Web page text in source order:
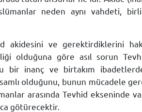
neden aynı vahdeti,
akidesini ve gerektirdiklerini
olduğuna göre asıl sorun
inanç ve birtakım
olduğunu, bunun mücadele
arasında Tevhid
götürecektir.